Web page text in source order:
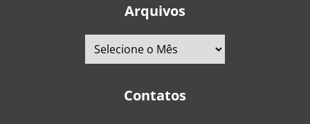
Arquivos
Contatos